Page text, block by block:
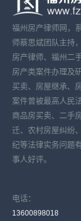
福州房产律师网，
师蔡思斌团队主持
房产律师、福州二
房产类案件办理及
买卖、房屋继承、
案件曾被最高人民
商品房买卖、二手
迁、农村房屋纠纷
纪等法律实务问题
事人好评。
电话：
13600898018